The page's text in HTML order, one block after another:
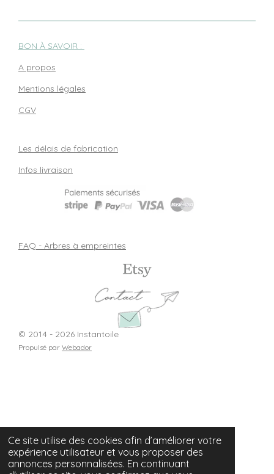
Ce site utilise des cookies afin d’améliorer votre
expérience utilisateur et vous proposer des
annonces personnalisées. En continuant
BON À SAVOIR :
A propos
Mentions légales
CGV
Les délais de fabrication
Infos livraison
FAQ - Arbres à empreintes
© 2014 - 2026 Instantoile
Propulsé par Webador